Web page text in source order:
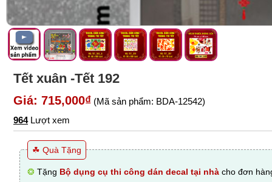
Tết xuân -Tết 192
Giá: 715,000₫ (Mã sản phẩm: BDA-12542)
964Lượt xem
☘ Quà Tặng
❂ Tặng Bộ dụng cụ thi công dán decal tại nhà cho đơn